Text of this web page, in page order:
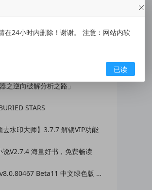
之逆向破解分析之路」
STARS
去水印大师】3.7.7 解锁VIP功能
说V2.7.4 海量好书，免费畅读
Beta11 中文绿色版 压缩文件管理工具下载
在24小时内删除！谢谢。 注意：网站内软
已读